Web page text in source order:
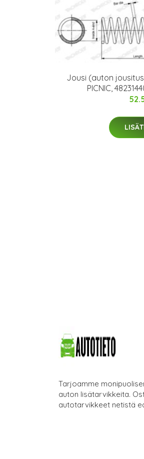
Jousi (auton
PICNIC,
Tarjoamme
auton lisätarvikkeita.
autotarvikkeet netistä